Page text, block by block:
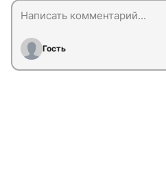
Гость